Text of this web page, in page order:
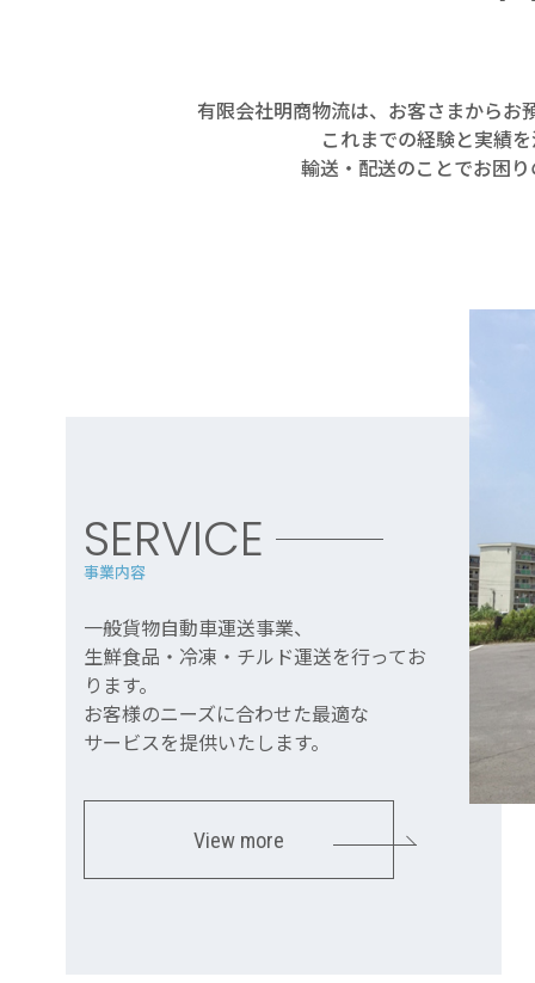
有限会社明商物流は、お客さまからお
これまでの経験と実績
輸送・配送のことでお困
SERVICE
事業内容
一般貨物自動車運送事業、
生鮮食品・冷凍・チルド運送を行ってお
ります。
お客様のニーズに合わせた最適な
サービスを提供いたします。
View more